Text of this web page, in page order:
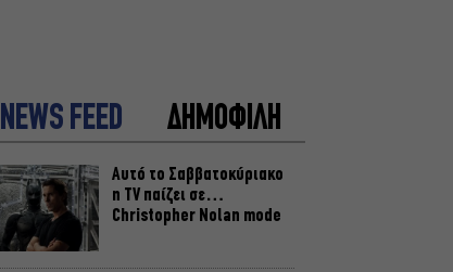
NEWS FEED ΔΗΜΟΦΙΛΗ
Αυτό το Σαββατοκύριακο
η TV παίζει σε…
Christopher Nolan mode